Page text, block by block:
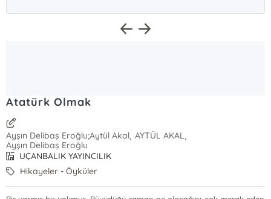
Atatürk Olmak
Ayşın Delibaş Eroğlu;Aytül Akal, AYTÜL AKAL,
Ayşın Delibaş Eroğlu
UÇANBALIK YAYINCILIK
Hikayeler - Öyküler